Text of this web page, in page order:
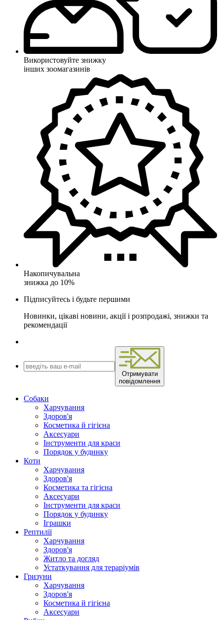
Використовуйте знижку
інших зоомагазинів
Накопичувальна
знижка до 10%
Підписуйтесь і будьте першими
Новинки, цікаві новини, акції і розпродажі, знижки та
рекомендації
Отримувати
повідомлення
Собаки
Харчування
Здоров'я
Косметика й гігієна
Аксесуари
Інструменти для краси
Порядок у будинку
Коти
Харчування
Здоров'я
Косметика та гігієна
Аксесуари
Інструменти для краси
Порядок у будинку
Іграшки
Рептилії
Харчування
Здоров'я
Житло та догляд
Устаткування для тераріумів
Гризуни
Харчування
Здоров'я
Косметика й гігієна
Аксесуари